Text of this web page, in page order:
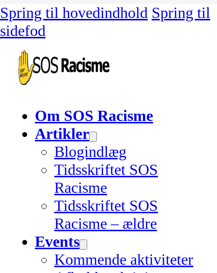
Spring til hovedindhold Spring til
sidefod
Om SOS Racisme
Artikler
Blogindlæg
Tidsskriftet SOS
Racisme
Tidsskriftet SOS
Racisme – ældre
Events
Kommende aktiviteter